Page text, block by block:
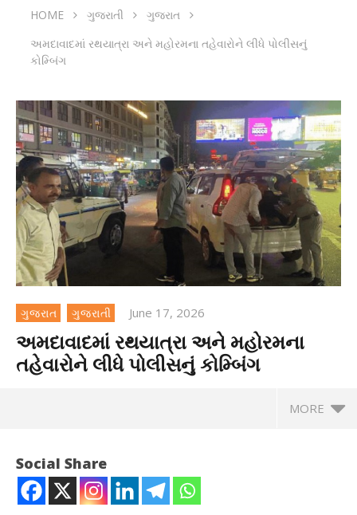
HOME ગુજરાતી
ગુજરાત
અમદાવાદમાં રથયાત્રા અને મહોરમના તહેવારોને લીધે પોલીસનું
કોમ્બિંગ
ગુજરાત ગુજરાતી June 17, 2026
અમદાવાદમાં રથયાત્રા અને મહોરમના
તહેવારોને લીધે પોલીસનું કોમ્બિંગ
MORE
Social Share